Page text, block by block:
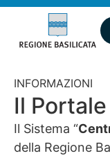
INFORMAZIONI
Il
Il Sistema “
della Regione